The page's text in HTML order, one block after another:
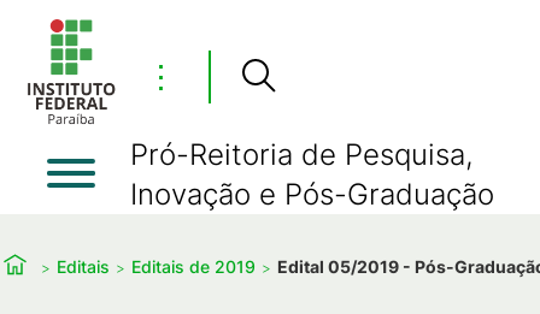
⋮
Pró-Reitoria de Pesquisa,
Inovação e Pós-Graduação
Editais Editais de 2019 Edital 05/2019 - Pós-